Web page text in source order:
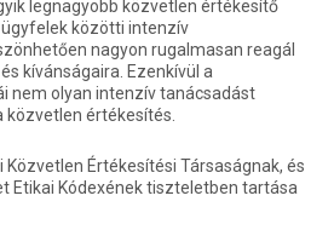
legnagyobb közvetlen értékesítő
közötti intenzív
nagyon rugalmasan reagál
kívánságaira. Ezenkívül a
nem olyan intenzív tanácsadást
értékesítés.
Közvetlen Értékesítési Társaságnak, és
Etikai Kódexének tiszteletben tartása